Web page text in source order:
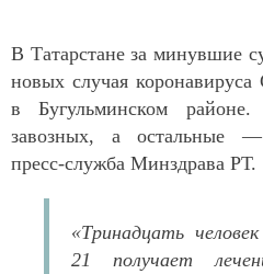
В Татарстане за минувшие
новых случая
в Бугульминском
завозных, а остальные
пресс-служба Минздрава РТ.
«Тринадцать
21 получает